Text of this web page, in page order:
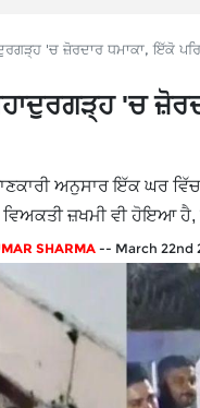
'ਚ ਜ਼ੋਰਦਾਰ ਧਮਾਕਾ, ਇੱਕੋ
'ਚ
ਅਨੁਸਾਰ ਇੱਕ ਘਰ
ਜ਼ਖਮੀ ਵੀ ਹੋਇਆ
SHARMA-- March 22nd